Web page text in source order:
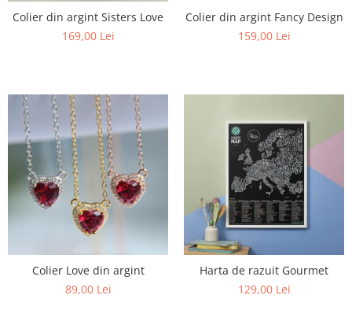
Colier din argint Sisters Love
169,00 Lei
Colier din argint Fancy Design
159,00 Lei
Colier Love din argint
89,00 Lei
Harta de razuit Gourmet
129,00 Lei